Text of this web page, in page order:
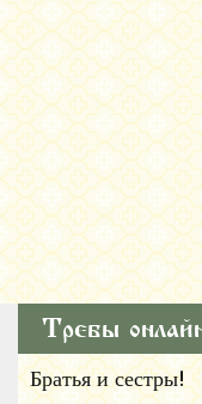
Требы
Братья и сестры!